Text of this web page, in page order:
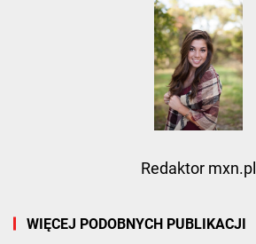
Redaktor mxn.pl
WIĘCEJ PODOBNYCH PUBLIKACJI